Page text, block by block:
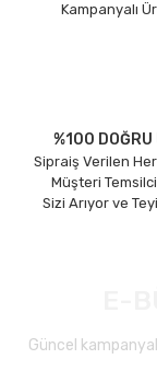
Kampanyalı
%100 DOĞRU
Sipraiş Verilen
Müşteri
Sizi Arıyor ve
Güncel